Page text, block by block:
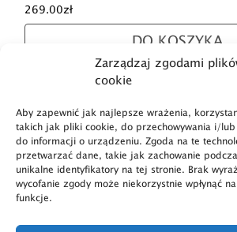
Zarządzaj zgodami
cookie
Aby zapewnić jak najlepsze wrażenia,
takich jak pliki cookie, do przechowywania i/
do informacji o urządzeniu. Zgoda na te
przetwarzać dane, takie jak zachowanie
unikalne identyfikatory na tej stronie. Brak
wycofanie zgody może niekorzystnie wpłynąć
funkcje.
269.00zł
DO KOSZYKA
Dostawa i
Polityka